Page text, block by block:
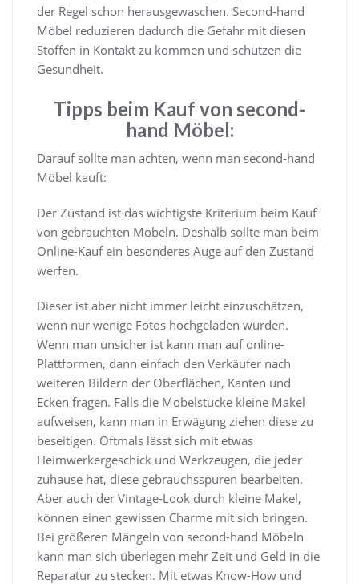
der Regel schon herausgewaschen. Second-hand
Möbel reduzieren dadurch die Gefahr mit diesen
Stoffen in Kontakt zu kommen und schützen die
Gesundheit.
Tipps beim Kauf von second-
hand Möbel:
Darauf sollte man achten, wenn man second-hand
Möbel kauft:
Der Zustand ist das wichtigste Kriterium beim Kauf
von gebrauchten Möbeln. Deshalb sollte man beim
Online-Kauf ein besonderes Auge auf den Zustand
werfen.
Dieser ist aber nicht immer leicht einzuschätzen,
wenn nur wenige Fotos hochgeladen wurden.
Wenn man unsicher ist kann man auf online-
Plattformen, dann einfach den Verkäufer nach
weiteren Bildern der Oberflächen, Kanten und
Ecken fragen. Falls die Möbelstücke kleine Makel
aufweisen, kann man in Erwägung ziehen diese zu
beseitigen. Oftmals lässt sich mit etwas
Heimwerkergeschick und Werkzeugen, die jeder
zuhause hat, diese gebrauchsspuren bearbeiten.
Aber auch der Vintage-Look durch kleine Makel,
können einen gewissen Charme mit sich bringen.
Bei größeren Mängeln von second-hand Möbeln
kann man sich überlegen mehr Zeit und Geld in die
Reparatur zu stecken. Mit etwas Know-How und